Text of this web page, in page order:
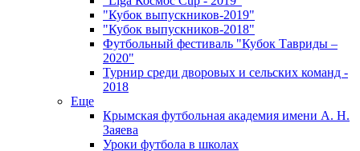
"Кубок выпускников-2019"
"Кубок выпускников-2018"
Футбольный фестиваль "Кубок Тавриды –
2020"
Турнир среди дворовых и сельских команд -
2018
Еще
Крымская футбольная академия имени А. Н.
Заяева
Уроки футбола в школах